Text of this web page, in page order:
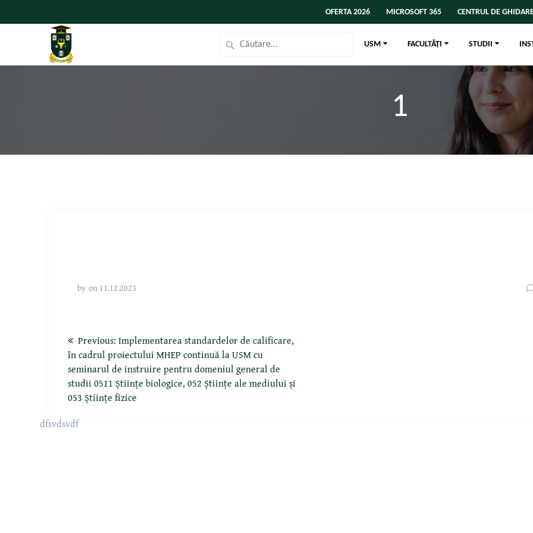
OFERTA 2026 MICROSOFT 365 CENTRUL DE
USM FACULTĂȚI STUDII
1
by on 11.12.2023
Previous: Implementarea standardelor de calificare,
în cadrul proiectului MHEP continuă la USM cu
seminarul de instruire pentru domeniul general de
studii 0511 Științe biologice, 052 Științe ale mediului și
053 Științe fizice
dfsvdsvdf